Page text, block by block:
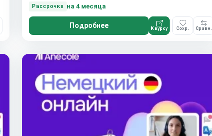
Рассрочка на 4 месяца
Подробнее К курсу Сохр. Сравн.